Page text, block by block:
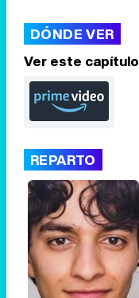
DÓNDE VER
Ver este
REPARTO